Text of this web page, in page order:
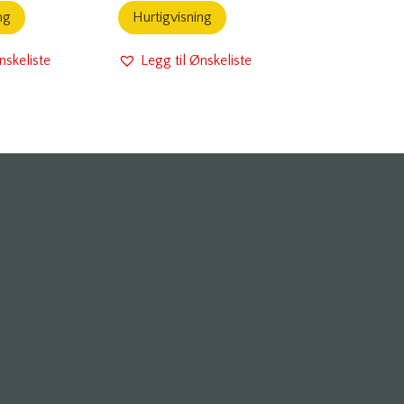
Hurtigvisning
Legg til Ønskeliste